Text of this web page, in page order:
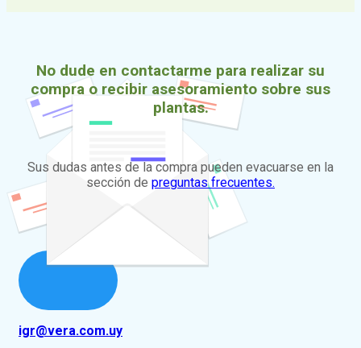
No dude en contactarme para realizar su
compra o recibir asesoramiento sobre sus
plantas.
Sus dudas antes de la compra pueden evacuarse en la
sección de preguntas frecuentes.
igr@vera.com.uy